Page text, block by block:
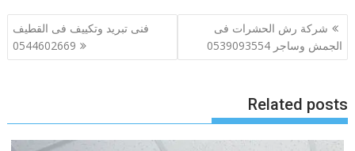
تصفّح
المقالات
شركة رش الحشرات فى
الجمش وساجر 0539093554
فنى تبريد وتكييف فى القطيف
0544602669
Related posts